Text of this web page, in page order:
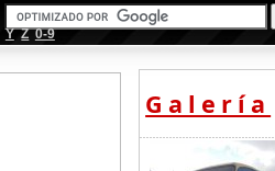
Y Z 0-9
Galería